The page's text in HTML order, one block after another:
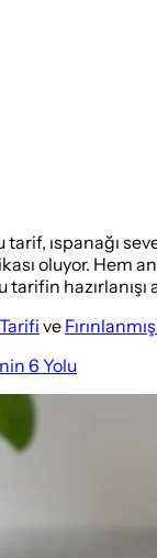
ıspanağı
oluyor.
hazırlanışı
ve
6 Yolu